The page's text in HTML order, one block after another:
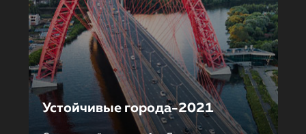
Устойчивые города-2021